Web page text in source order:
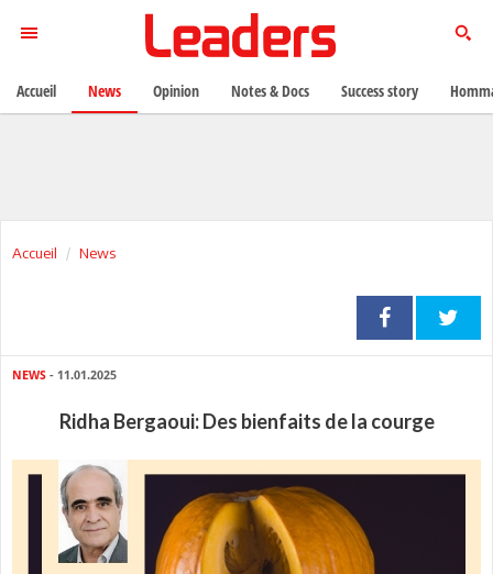
Accueil News
NEWS - 11.01.2025
Ridha Bergaoui: Des bienfaits de la courge
Accueil News Opinion Notes & Docs Success story